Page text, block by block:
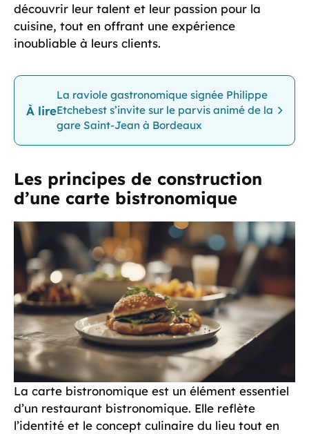
découvrir leur talent et leur passion pour la
cuisine, tout en offrant une expérience
inoubliable à leurs clients.
À lire
La raviole gastronomique signée Philippe
Etchebest s’invite sur le parvis animé de la
gare Saint-Jean à Bordeaux
Les principes de construction
d’une carte bistronomique
La carte bistronomique est un élément essentiel
d’un restaurant bistronomique. Elle reflète
l’identité et le concept culinaire du lieu tout en